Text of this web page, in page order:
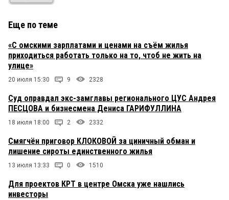
Александра
пределами привокзалки нужно будет в 5 утра
Еще по теме
«С омскими зарплатами и ценами на съём жилья
приходиться работать только на то, чтоб не жить на
улице»
20 июля 15:30 9 2328
Суд оправдал экс-замглавы регионального ЦУС Андрея
ПЕСЦОВА и бизнесмена Дениса ГАРИФУЛЛИНА
18 июля 18:00 2 2332
Смягчён приговор КЛОКОВОЙ за циничный обман и
лишение сироты единственного жилья
13 июля 13:33 0 1510
Для проектов КРТ в центре Омска уже нашлись
инвесторы